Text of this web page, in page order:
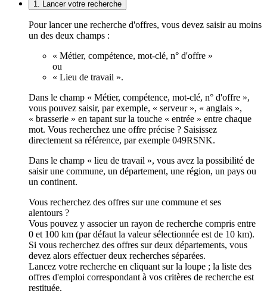
1. Lancer votre recherche
Pour lancer une recherche d'offres, vous devez saisir au moins
un des deux champs :
« Métier, compétence, mot-clé, n° d'offre »
ou
« Lieu de travail ».
Dans le champ « Métier, compétence, mot-clé, n° d'offre »,
vous pouvez saisir, par exemple, « serveur », « anglais »,
« brasserie » en tapant sur la touche « entrée » entre chaque
mot. Vous recherchez une offre précise ? Saisissez
directement sa référence, par exemple 049RSNK.
Dans le champ « lieu de travail », vous avez la possibilité de
saisir une commune, un département, une région, un pays ou
un continent.
Vous recherchez des offres sur une commune et ses
alentours ?
Vous pouvez y associer un rayon de recherche compris entre
0 et 100 km (par défaut la valeur sélectionnée est de 10 km).
Si vous recherchez des offres sur deux départements, vous
devez alors effectuer deux recherches séparées.
Lancez votre recherche en cliquant sur la loupe ; la liste des
offres d'emploi correspondant à vos critères de recherche est
restituée.